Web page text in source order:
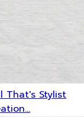
That's Stylist